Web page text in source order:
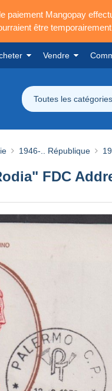
paiement Mangopay
être
Vendre
Toutes les catégories
1946-.. République
FDC